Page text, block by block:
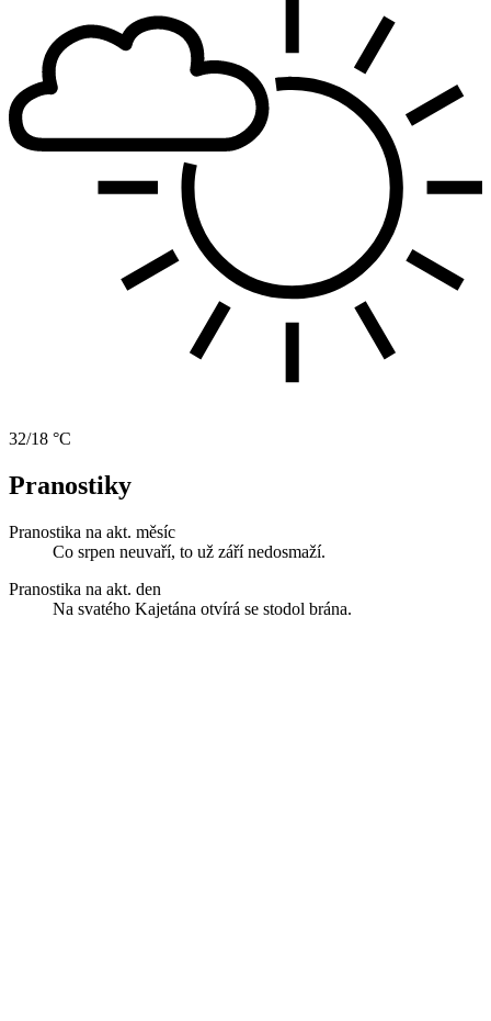
32/18 °C
Pranostiky
Pranostika na akt. měsíc
Co srpen neuvaří, to už září nedosmaží.
Pranostika na akt. den
Na svatého Kajetána otvírá se stodol brána.